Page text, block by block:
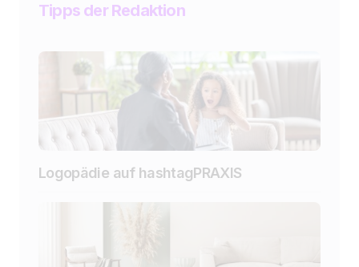
Tipps der Redaktion
Logopädie auf hashtagPRAXIS